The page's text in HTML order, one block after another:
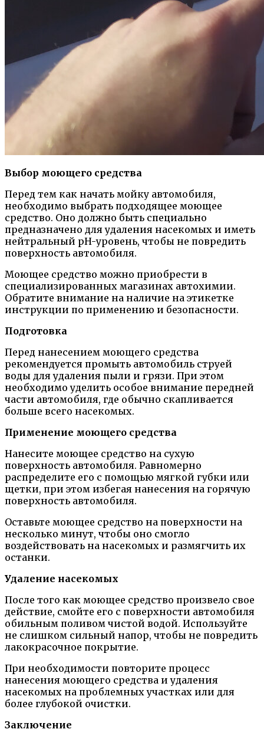
Выбор моющего средства
Перед тем как начать мойку автомобиля,
необходимо выбрать подходящее моющее
средство. Оно должно быть специально
предназначено для удаления насекомых и иметь
нейтральный pH-уровень, чтобы не повредить
поверхность автомобиля.
Моющее средство можно приобрести в
специализированных магазинах автохимии.
Обратите внимание на наличие на этикетке
инструкции по применению и безопасности.
Подготовка
Перед нанесением моющего средства
рекомендуется промыть автомобиль струей
воды для удаления пыли и грязи. При этом
необходимо уделить особое внимание передней
части автомобиля, где обычно скапливается
больше всего насекомых.
Применение моющего средства
Нанесите моющее средство на сухую
поверхность автомобиля. Равномерно
распределите его с помощью мягкой губки или
щетки, при этом избегая нанесения на горячую
поверхность автомобиля.
Оставьте моющее средство на поверхности на
несколько минут, чтобы оно смогло
воздействовать на насекомых и размягчить их
останки.
Удаление насекомых
После того как моющее средство произвело свое
действие, смойте его с поверхности автомобиля
обильным поливом чистой водой. Используйте
не слишком сильный напор, чтобы не повредить
лакокрасочное покрытие.
При необходимости повторите процесс
нанесения моющего средства и удаления
насекомых на проблемных участках или для
более глубокой очистки.
Заключение